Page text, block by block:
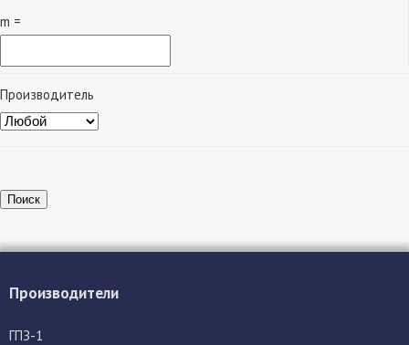
m =
Производитель
Поиск
Производители
ГПЗ-1